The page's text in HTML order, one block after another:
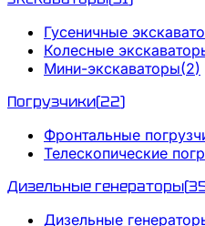
Гусеничные
Колесные
Мини-экскаваторы(2)
Погрузчики(22)
Фронтальные
Телескопические
Дизельные генераторы(
Дизельные